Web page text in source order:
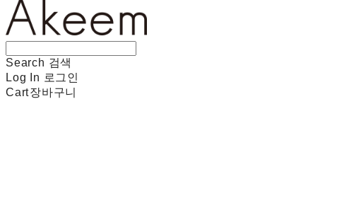
Search 검색
Log In 로그인
Cart장바구니